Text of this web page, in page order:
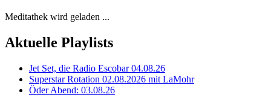
Meditathek wird geladen ...
Aktuelle Playlists
Jet Set, die Radio Escobar 04.08.26
Superstar Rotation 02.08.2026 mit LaMohr
Öder Abend: 03.08.26